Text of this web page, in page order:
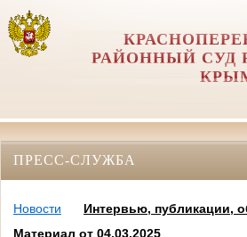
РАЙОННЫЙ СУД
ПРЕСС-СЛУЖБА
Новости
Интервью, публикации,
Материал от 04.03.2025